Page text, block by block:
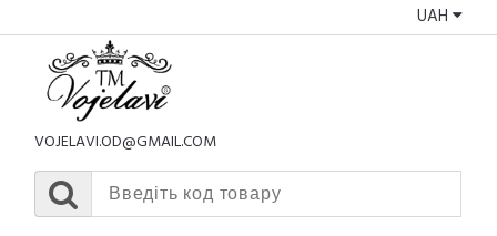
UAH
VOJELAVI.OD@GMAIL.COM
МЕНЮ